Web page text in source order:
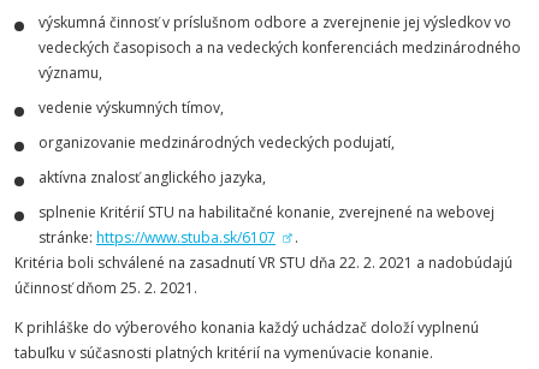
výskumná činnosť v príslušnom odbore a zverejnenie jej výsledkov vo
vedeckých časopisoch a na vedeckých konferenciách medzinárodného
významu,
vedenie výskumných tímov,
organizovanie medzinárodných vedeckých podujatí,
aktívna znalosť anglického jazyka,
splnenie Kritérií STU na habilitačné konanie, zverejnené na webovej
stránke: https://www.stuba.sk/6107
.
Kritéria boli schválené na zasadnutí VR STU dňa 22. 2. 2021 a nadobúdajú
účinnosť dňom 25. 2. 2021.
K prihláške do výberového konania každý uchádzač doloží vyplnenú
tabuľku v súčasnosti platných kritérií na vymenúvacie konanie.